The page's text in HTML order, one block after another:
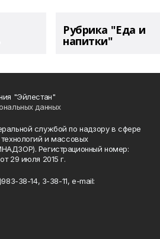
Рубрика "Еда и
напитки"
"Эйлестан"
данных
службой по надзору в сфере
и массовых
Регистрационный номер:
29 июля 2015 г.
38-14, 3-38-11, e-mail: